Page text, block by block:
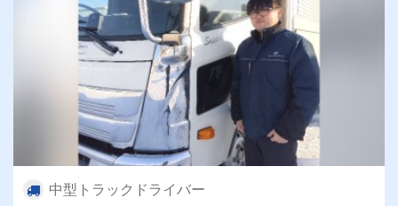
中型トラックドライバー